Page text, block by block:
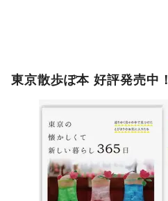
東京散歩ぽ本 好評発売中！